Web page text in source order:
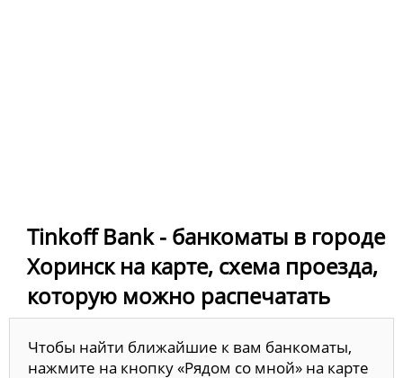
Tinkoff Bank - банкоматы в городе
Хоринск на карте, схема проезда,
которую можно распечатать
Чтобы найти ближайшие к вам банкоматы,
нажмите на кнопку «Рядом со мной» на карте